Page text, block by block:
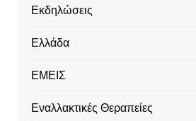
Εκδηλώσεις
Ελλάδα
ΕΜΕΙΣ
Εναλλακτικές Θεραπείες